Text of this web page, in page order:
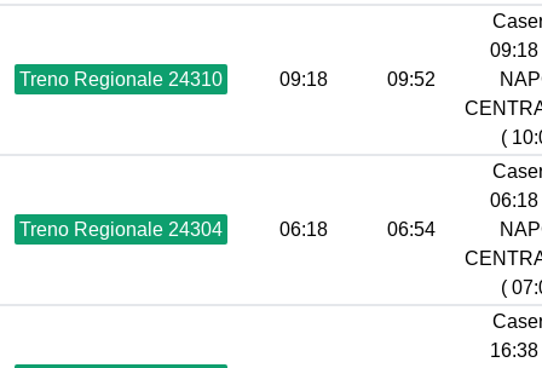
Treno Regionale 24310 09:18 09:52
09:18
(
Treno Regionale 24304 06:18 06:54
06:18
(
16:38